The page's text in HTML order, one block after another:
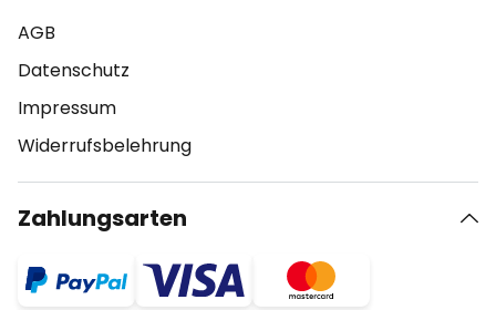
AGB
Datenschutz
Impressum
Widerrufsbelehrung
Zahlungsarten